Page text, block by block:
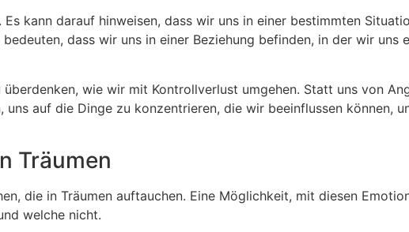
kann darauf hinweisen, dass wir uns in einer bestimmten
dass wir uns in einer Beziehung befinden, in der wir
wie wir mit Kontrollverlust umgehen. Statt uns von
auf die Dinge zu konzentrieren, die wir beeinflussen können,
Träumen
die in Träumen auftauchen. Eine Möglichkeit, mit diesen
welche nicht.